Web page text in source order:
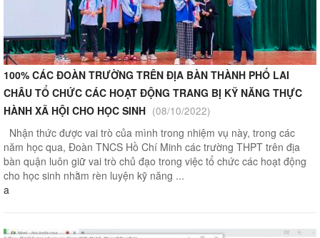
100% CÁC ĐOÀN TRƯỜNG TRÊN ĐỊA BÀN THÀNH PHỐ LAI
CHÂU TỔ CHỨC CÁC HOẠT ĐỘNG TRANG BỊ KỸ NĂNG THỰC
HÀNH XÃ HỘI CHO HỌC SINH (08/10/2022)
Nhận thức được vai trò của mình trong nhiệm vụ này, trong các
năm học qua, Đoàn TNCS Hồ Chí Minh các trường THPT trên địa
bàn quận luôn giữ vai trò chủ đạo trong việc tổ chức các hoạt động
cho học sinh nhằm rèn luyện kỹ năng ...
a